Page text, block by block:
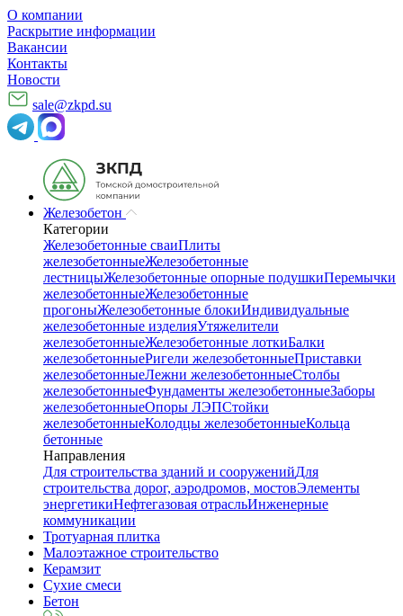
О компании
Раскрытие информации
Вакансии
Контакты
Новости
sale@zkpd.su
Железобетон
Категории
Железобетонные сваиПлиты
железобетонныеЖелезобетонные
лестницыЖелезобетонные опорные подушкиПеремычки
железобетонныеЖелезобетонные
прогоныЖелезобетонные блокиИндивидуальные
железобетонные изделияУтяжелители
железобетонныеЖелезобетонные лоткиБалки
железобетонныеРигели железобетонныеПриставки
железобетонныеЛежни железобетонныеСтолбы
железобетонныеФундаменты железобетонныеЗаборы
железобетонныеОпоры ЛЭПСтойки
железобетонныеКолодцы железобетонныеКольца
бетонные
Направления
Для строительства зданий и сооруженийДля
строительства дорог, аэродромов, мостовЭлементы
энергетикиНефтегазовая отрасльИнженерные
коммуникации
Тротуарная плитка
Малоэтажное строительство
Керамзит
Сухие смеси
Бетон